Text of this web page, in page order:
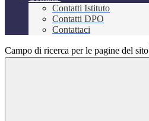
Contatti Istituto
Contatti DPO
Contattaci
Campo di ricerca per le pagine del sito